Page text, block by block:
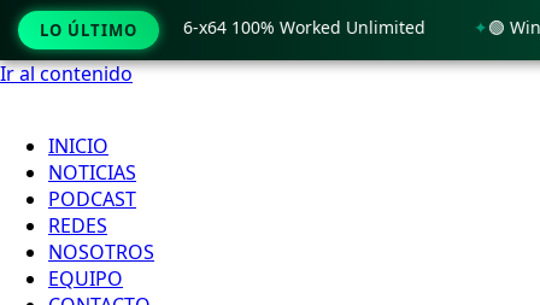
Ir al contenido
INICIO
NOTICIAS
PODCAST
REDES
NOSOTROS
EQUIPO
LO ÚLTIMO
11 x86-x64 100% Worked Unlimited 🟢 WinRAR